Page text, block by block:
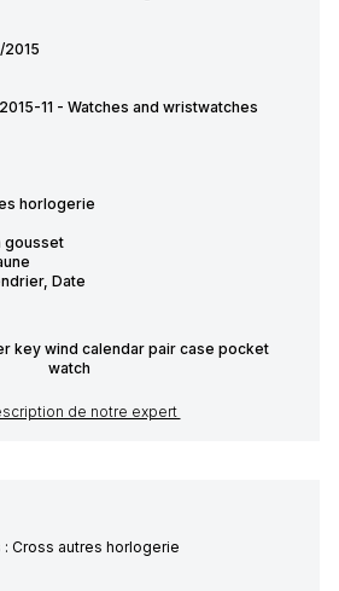
2015
11 - Watches and wristwatches
horlogerie
gousset
Date
key wind calendar pair case pocket
watch
de notre expert
: Cross autres horlogerie